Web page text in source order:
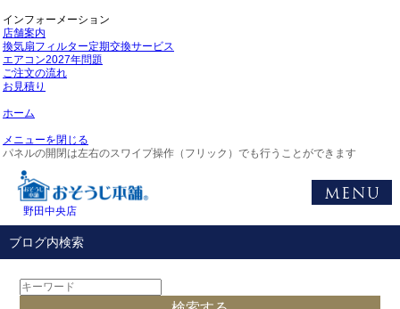
インフォーメーション
店舗案内
換気扇フィルター定期交換サービス
エアコン2027年問題
ご注文の流れ
お見積り
ホーム
メニューを閉じる
パネルの開閉は左右のスワイプ操作（フリック）でも行うことができます
野田中央店
ブログ内検索